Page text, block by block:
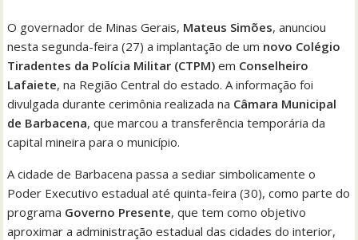
O governador de Minas Gerais, Mateus Simões, anunciou
nesta segunda-feira (27) a implantação de um novo Colégio
Tiradentes da Polícia Militar (CTPM) em Conselheiro
Lafaiete, na Região Central do estado. A informação foi
divulgada durante cerimônia realizada na Câmara Municipal
de Barbacena, que marcou a transferência temporária da
capital mineira para o município.
A cidade de Barbacena passa a sediar simbolicamente o
Poder Executivo estadual até quinta-feira (30), como parte do
programa Governo Presente, que tem como objetivo
aproximar a administração estadual das cidades do interior,